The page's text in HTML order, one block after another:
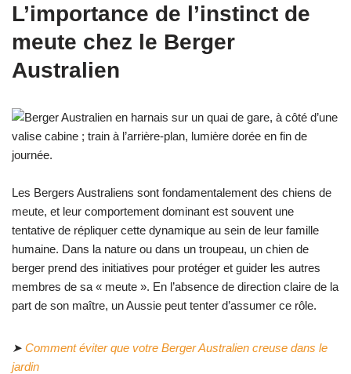
L’importance de l’instinct de
meute chez le Berger
Australien
Les Bergers Australiens sont fondamentalement des chiens de
meute, et leur comportement dominant est souvent une
tentative de répliquer cette dynamique au sein de leur famille
humaine. Dans la nature ou dans un troupeau, un chien de
berger prend des initiatives pour protéger et guider les autres
membres de sa « meute ». En l’absence de direction claire de la
part de son maître, un Aussie peut tenter d’assumer ce rôle.
➤ Comment éviter que votre Berger Australien creuse dans le
jardin